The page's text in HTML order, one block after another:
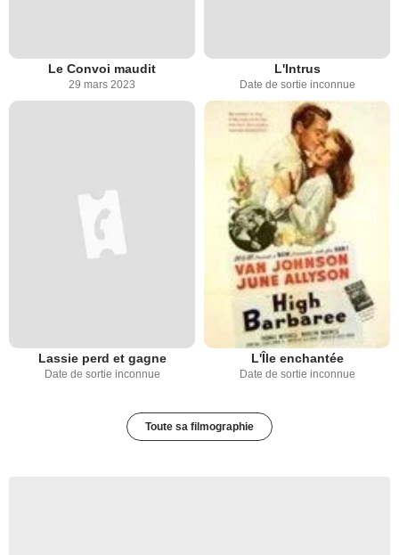
Le Convoi maudit
29 mars 2023
L'Intrus
Date de sortie inconnue
Lassie perd et gagne
Date de sortie inconnue
L'Île enchantée
Date de sortie inconnue
Toute sa filmographie